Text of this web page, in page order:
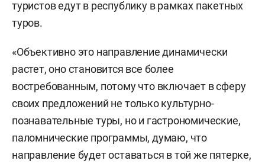
туристов едут в республику в рамках пакетных
туров.
«Объективно это направление динамически
растет, оно становится все более
востребованным, потому что включает в сферу
своих предложений не только культурно-
познавательные туры, но и гастрономические,
паломнические программы, думаю, что
направление будет оставаться в той же пятерке,